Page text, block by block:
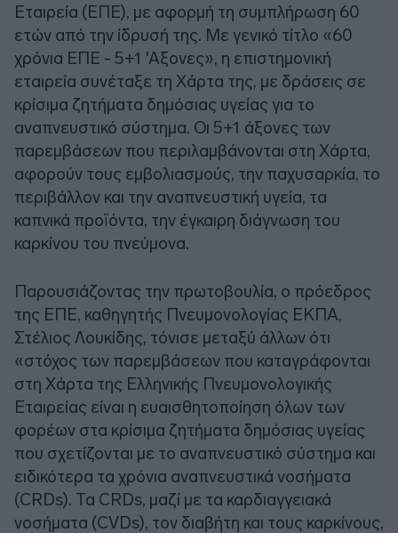
Εταιρεία (ΕΠΕ), με αφορμή τη συμπλήρωση 60
ετών από την ίδρυσή της. Με γενικό τίτλο «60
χρόνια ΕΠΕ - 5+1 'Αξονες», η επιστημονική
εταιρεία συνέταξε τη Χάρτα της, με δράσεις σε
κρίσιμα ζητήματα δημόσιας υγείας για το
αναπνευστικό σύστημα. Οι 5+1 άξονες των
παρεμβάσεων που περιλαμβάνονται στη Χάρτα,
αφορούν τους εμβολιασμούς, την παχυσαρκία, το
περιβάλλον και την αναπνευστική υγεία, τα
καπνικά προϊόντα, την έγκαιρη διάγνωση του
καρκίνου του πνεύμονα.
Παρουσιάζοντας την πρωτοβουλία, ο πρόεδρος
της ΕΠΕ, καθηγητής Πνευμονολογίας ΕΚΠΑ,
Στέλιος Λουκίδης, τόνισε μεταξύ άλλων ότι
«στόχος των παρεμβάσεων που καταγράφονται
στη Χάρτα της Ελληνικής Πνευμονολογικής
Εταιρείας είναι η ευαισθητοποίηση όλων των
φορέων στα κρίσιμα ζητήματα δημόσιας υγείας
που σχετίζονται με το αναπνευστικό σύστημα και
ειδικότερα τα χρόνια αναπνευστικά νοσήματα
(CRDs). Τα CRDs, μαζί με τα καρδιαγγειακά
νοσήματα (CVDs), τον διαβήτη και τους καρκίνους,